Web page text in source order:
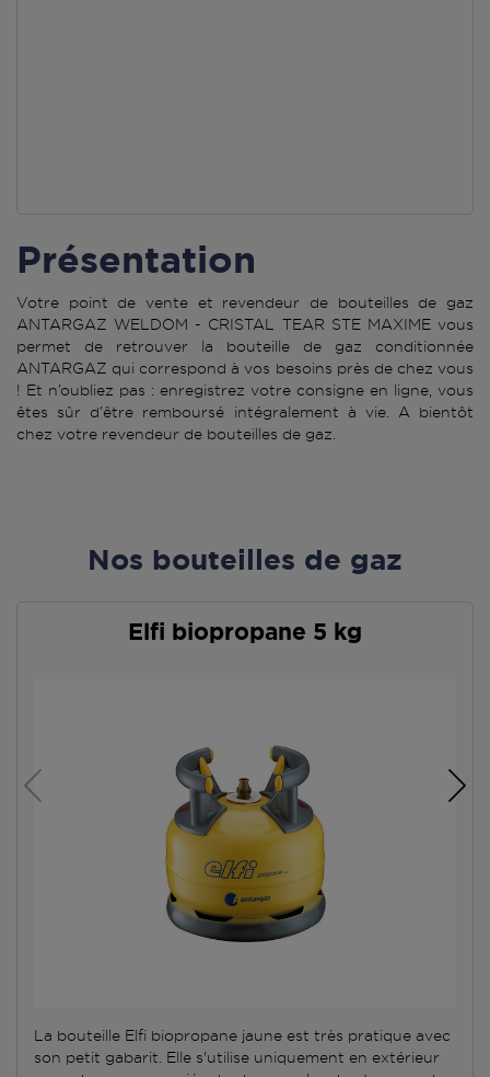
Présentation
Votre point de vente et revendeur de bouteilles de gaz
ANTARGAZ WELDOM - CRISTAL TEAR STE MAXIME vous
permet de retrouver la bouteille de gaz conditionnée
ANTARGAZ qui correspond à vos besoins près de chez vous
! Et n’oubliez pas : enregistrez votre consigne en ligne, vous
êtes sûr d’être remboursé intégralement à vie. A bientôt
chez votre revendeur de bouteilles de gaz.
Nos bouteilles de gaz
Elfi biopropane 5 kg
La bouteille Elfi biopropane jaune est très pratique avec
son petit gabarit. Elle s'utilise uniquement en extérieur